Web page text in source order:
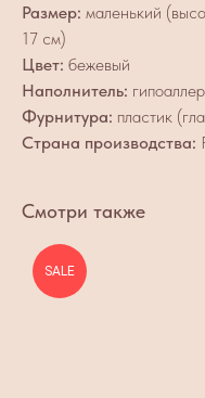
Размер: маленький
17 см)
Цвет: бежевый
Наполнитель:
Фурнитура: пластик
Страна производства:
Смотри также
SALE